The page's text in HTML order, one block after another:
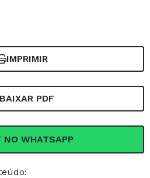
IMPRIMIR
BAIXAR PDF
NO WHATSAPP